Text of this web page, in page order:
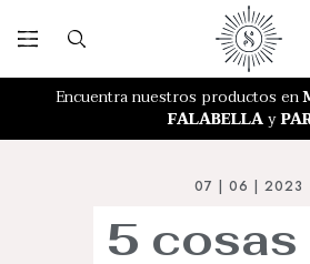
Encuentra nuestros productos en
FALABELLAy
RETIRO GRATIS EN NUESTRA
07 | 06 | 2023
5 cosas